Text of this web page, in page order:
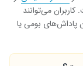
می‌توانند
پاداش‌های بومی یا